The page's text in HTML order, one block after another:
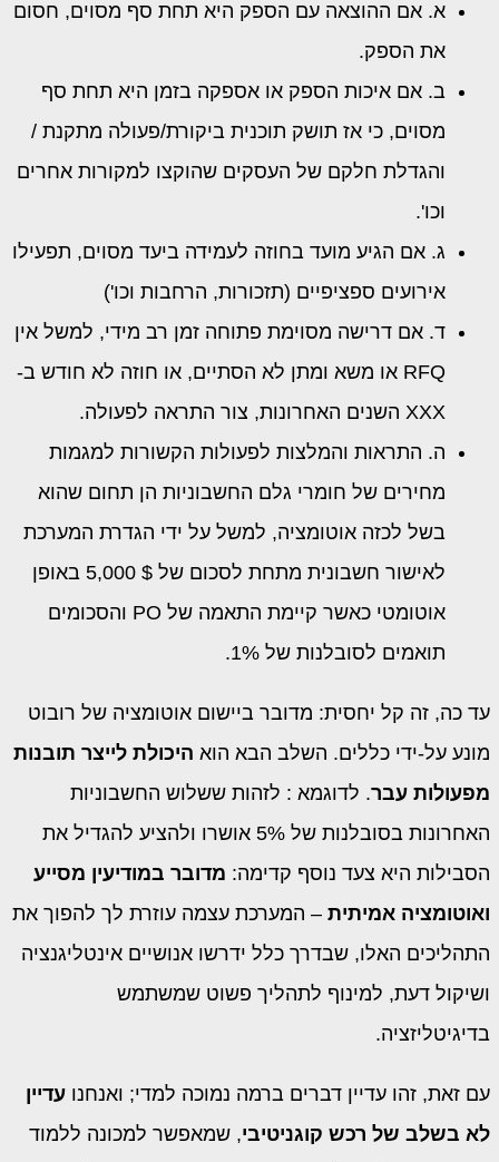
א. אם ההוצאה עם הספק היא תחת סף מסוים, חסום
את הספק.
ב. אם איכות הספק או אספקה ​​בזמן היא תחת סף
מסוים, כי אז תושק תוכנית ביקורת/פעולה מתקנת /
והגדלת חלקם של העסקים שהוקצו למקורות אחרים
וכו'.
ג. אם הגיע מועד בחוזה לעמידה ביעד מסוים, תפעילו
אירועים ספציפיים (תזכורות, הרחבות וכו')
ד. אם דרישה מסוימת פתוחה זמן רב מידי, למשל אין
RFQ או משא ומתן לא הסתיים, או חוזה לא חודש ב-
XXX השנים האחרונות, צור התראה לפעולה.
ה. התראות והמלצות לפעולות הקשורות למגמות
מחירים של חומרי גלם החשבוניות הן תחום שהוא
בשל לכזה אוטומציה, למשל על ידי הגדרת המערכת
לאישור חשבונית מתחת לסכום של $ 5,000 באופן
אוטומטי כאשר קיימת התאמה של PO והסכומים
תואמים לסובלנות של 1%.
עד כה, זה קל יחסית: מדובר ביישום אוטומציה של רובוט
מונע על-ידי כללים. השלב הבא הוא היכולת לייצר תובנות
מפעולות עבר. לדוגמא : לזהות ששלוש החשבוניות
האחרונות בסובלנות של 5% אושרו ולהציע להגדיל את
הסבילות היא צעד נוסף קדימה: מדובר במודיעין מסייע
ואוטומציה אמיתית – המערכת עצמה עוזרת לך להפוך את
התהליכים האלו, שבדרך כלל ידרשו אנושיים אינטליגנציה
ושיקול דעת, למינוף לתהליך פשוט שמשתמש
בדיגיטליזציה.
עם זאת, זהו עדיין דברים ברמה נמוכה למדי; ואנחנו עדיין
לא בשלב של רכש קוגניטיבי, שמאפשר למכונה ללמוד